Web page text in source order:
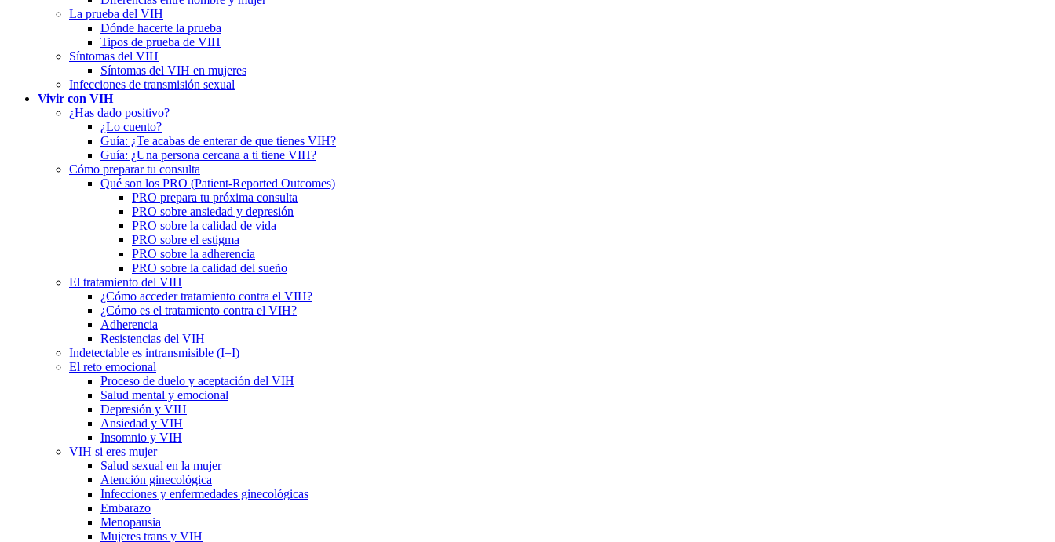
La prueba del VIH
Dónde hacerte la prueba
Tipos de prueba de VIH
Síntomas del VIH
Síntomas del VIH en mujeres
Infecciones de transmisión sexual
Vivir con VIH
¿Has dado positivo?
¿Lo cuento?
Guía: ¿Te acabas de enterar de que tienes VIH?
Guía: ¿Una persona cercana a ti tiene VIH?
Cómo preparar tu consulta
Qué son los PRO (Patient-Reported Outcomes)
PRO prepara tu próxima consulta
PRO sobre ansiedad y depresión
PRO sobre la calidad de vida
PRO sobre el estigma
PRO sobre la adherencia
PRO sobre la calidad del sueño
El tratamiento del VIH
¿Cómo acceder tratamiento contra el VIH?
¿Cómo es el tratamiento contra el VIH?
Adherencia
Resistencias del VIH
Indetectable es intransmisible (I=I)
El reto emocional
Proceso de duelo y aceptación del VIH
Salud mental y emocional
Depresión y VIH
Ansiedad y VIH
Insomnio y VIH
VIH si eres mujer
Salud sexual en la mujer
Atención ginecológica
Infecciones y enfermedades ginecológicas
Embarazo
Menopausia
Mujeres trans y VIH